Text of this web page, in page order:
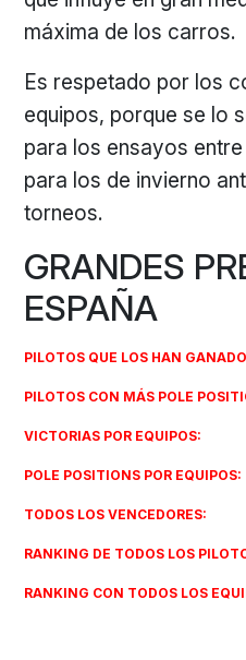
máxima de los carros.
Es respetado por los
equipos, porque se lo
para los ensayos
para los de invierno
torneos.
GRANDES
ESPAÑA
PILOTOS QUE LOS HAN
PILOTOS CON MÁS POLE
VICTORIAS POR EQUIPOS:
POLE POSITIONS POR EQUIPOS:
TODOS LOS VENCEDORES:
RANKING DE TODOS LOS
RANKING CON TODOS LOS